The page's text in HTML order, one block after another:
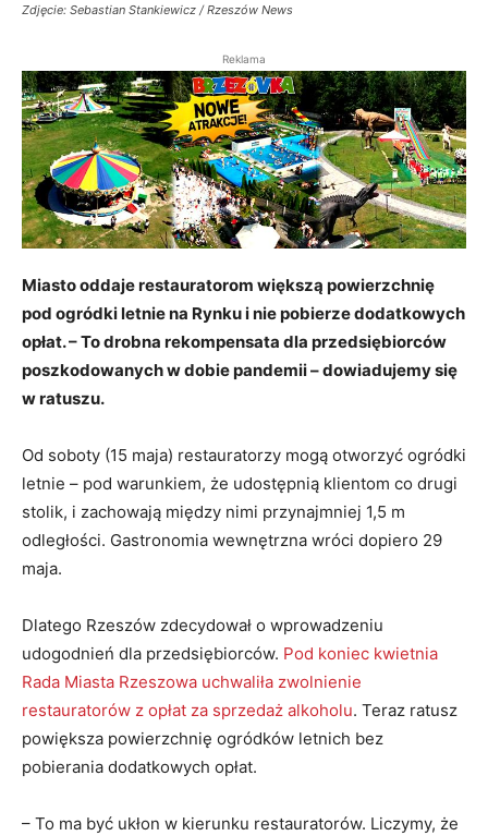
Zdjęcie: Sebastian Stankiewicz / Rzeszów News
Reklama
Miasto oddaje restauratorom większą powierzchnię
pod ogródki letnie na Rynku i nie pobierze dodatkowych
opłat. – To drobna rekompensata dla przedsiębiorców
poszkodowanych w dobie pandemii – dowiadujemy się
w ratuszu.
Od soboty (15 maja) restauratorzy mogą otworzyć ogródki
letnie – pod warunkiem, że udostępnią klientom co drugi
stolik, i zachowają między nimi przynajmniej 1,5 m
odległości. Gastronomia wewnętrzna wróci dopiero 29
maja.
Dlatego Rzeszów zdecydował o wprowadzeniu
udogodnień dla przedsiębiorców. Pod koniec kwietnia
Rada Miasta Rzeszowa uchwaliła zwolnienie
restauratorów z opłat za sprzedaż alkoholu. Teraz ratusz
powiększa powierzchnię ogródków letnich bez
pobierania dodatkowych opłat.
– To ma być ukłon w kierunku restauratorów. Liczymy, że